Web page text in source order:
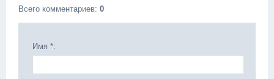
Всего комментариев: 0
Имя *: